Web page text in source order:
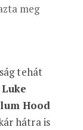
meg
tehát
Luke
Hood
hátra is